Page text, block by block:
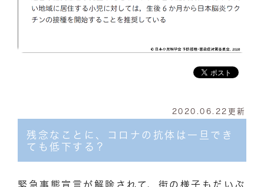
2020.06.22更新
残念なことに、コロナの抗体は一旦でき
ても低下する？
緊急事態宣言が解除されて、街の様子もだいぶ